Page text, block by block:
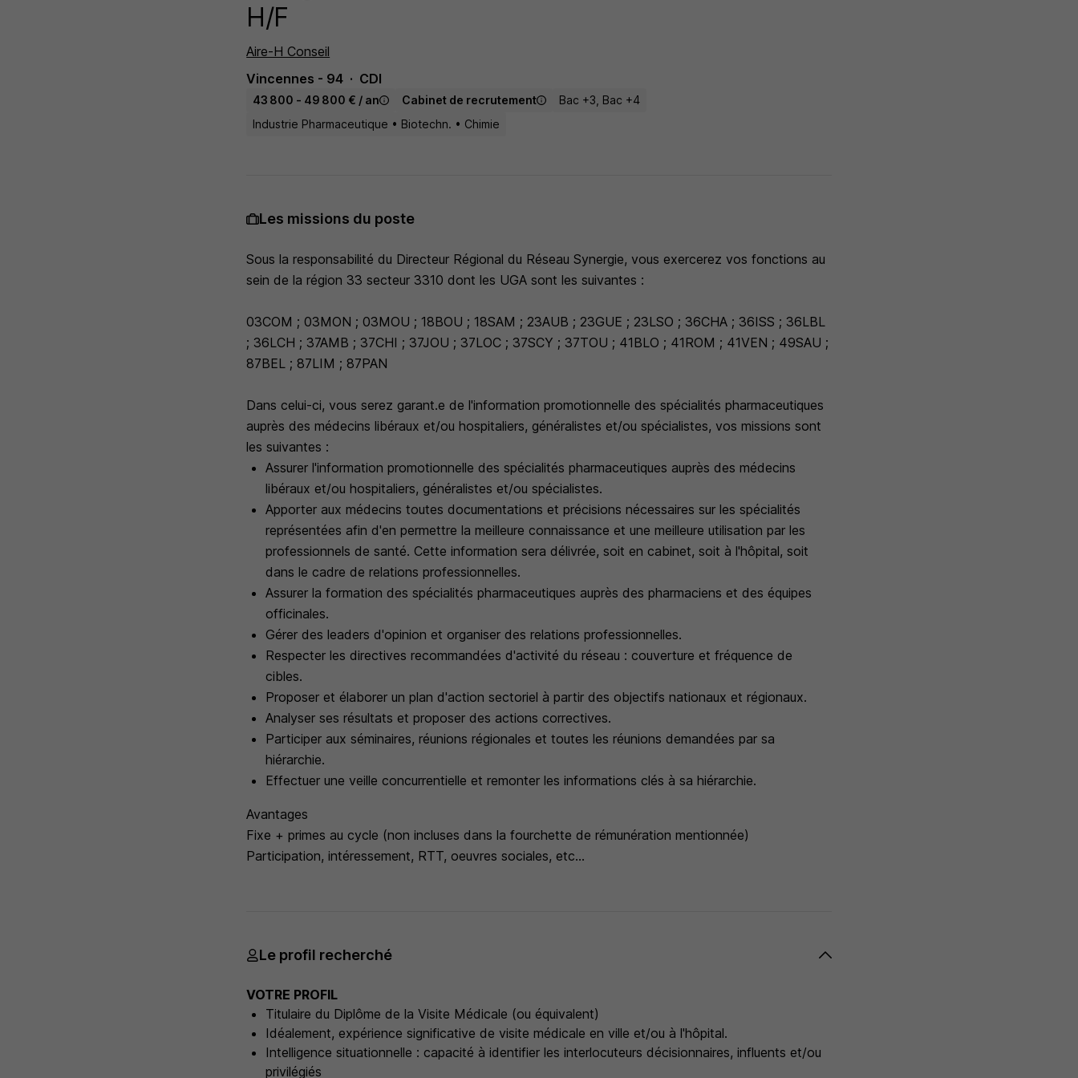
H/F
Aire-H Conseil
Vincennes - 94
CDI
43 800 - 49 800 € / an Cabinet de recrutement
Bac +3, Bac +4
Industrie Pharmaceutique • Biotechn. • Chimie
Les missions du poste
Sous la responsabilité du Directeur Régional du Réseau Synergie, vous exercerez vos fonctions au
sein de la région 33 secteur 3310 dont les UGA sont les suivantes :
03COM ; 03MON ; 03MOU ; 18BOU ; 18SAM ; 23AUB ; 23GUE ; 23LSO ; 36CHA ; 36ISS ; 36LBL
; 36LCH ; 37AMB ; 37CHI ; 37JOU ; 37LOC ; 37SCY ; 37TOU ; 41BLO ; 41ROM ; 41VEN ; 49SAU ;
87BEL ; 87LIM ; 87PAN
Dans celui-ci, vous serez garant.e de l'information promotionnelle des spécialités pharmaceutiques
auprès des médecins libéraux et/ou hospitaliers, généralistes et/ou spécialistes, vos missions sont
les suivantes :
Assurer l'information promotionnelle des spécialités pharmaceutiques auprès des médecins
libéraux et/ou hospitaliers, généralistes et/ou spécialistes.
Apporter aux médecins toutes documentations et précisions nécessaires sur les spécialités
représentées afin d'en permettre la meilleure connaissance et une meilleure utilisation par les
professionnels de santé. Cette information sera délivrée, soit en cabinet, soit à l'hôpital, soit
dans le cadre de relations professionnelles.
Assurer la formation des spécialités pharmaceutiques auprès des pharmaciens et des équipes
officinales.
Gérer des leaders d'opinion et organiser des relations professionnelles.
Respecter les directives recommandées d'activité du réseau : couverture et fréquence de
cibles.
Proposer et élaborer un plan d'action sectoriel à partir des objectifs nationaux et régionaux.
Analyser ses résultats et proposer des actions correctives.
Participer aux séminaires, réunions régionales et toutes les réunions demandées par sa
hiérarchie.
Effectuer une veille concurrentielle et remonter les informations clés à sa hiérarchie.
Avantages
Fixe + primes au cycle (non incluses dans la fourchette de rémunération mentionnée)
Participation, intéressement, RTT, oeuvres sociales, etc...
Le profil recherché
VOTRE PROFIL
Titulaire du Diplôme de la Visite Médicale (ou équivalent)
Idéalement, expérience significative de visite médicale en ville et/ou à l'hôpital.
Intelligence situationnelle : capacité à identifier les interlocuteurs décisionnaires, influents et/ou
privilégiés